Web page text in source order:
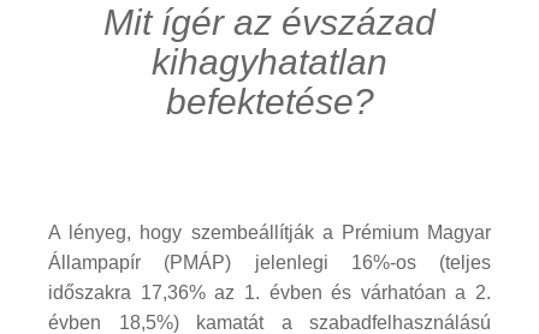
Mit ígér az évszázad
kihagyhatatlan
befektetése?
A lényeg, hogy szembeállítják a Prémium Magyar
Állampapír (PMÁP) jelenlegi 16%-os (teljes
időszakra 17,36% az 1. évben és várhatóan a 2.
évben 18,5%) kamatát a szabadfelhasználású